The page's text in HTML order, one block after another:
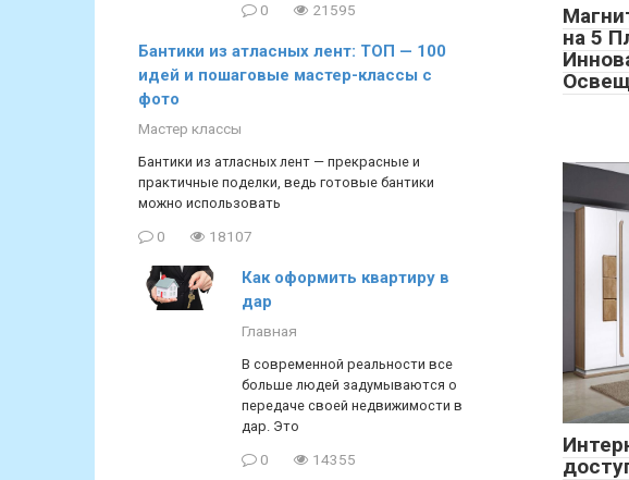
на 5
0 21595
Бантики из атласных лент: ТОП — 100
идей и пошаговые мастер-классы с
фото
Мастер классы
Бантики из атласных лент — прекрасные и
практичные поделки, ведь готовые бантики
можно использовать
0 18107
Как оформить квартиру в
дар
Главная
В современной реальности все
больше людей задумываются о
передаче своей недвижимости в
дар. Это
0 14355